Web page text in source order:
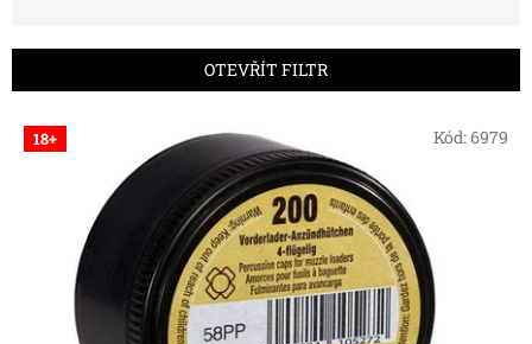
í
r
d
OTEVŘÍT FILTR
V
ý 18+ Kód:6979